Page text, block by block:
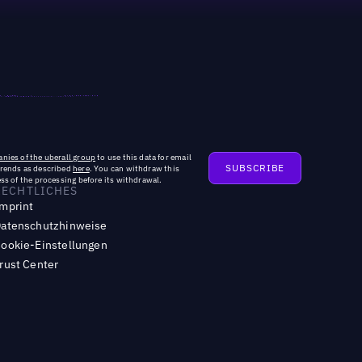
of the uberall groupto use this data for email
as described here. You can withdraw this
of the processing before its withdrawal.
Einstellungen
Center